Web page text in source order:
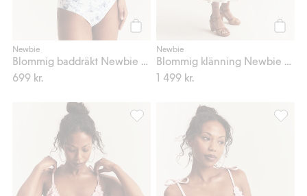
Newbie
Blommig baddräkt Newbie Woman
699 kr.
Newbie
Blommig klänning Newbie Woman
1 499 kr.
Rutig bikinitrosa Newbie Woman,